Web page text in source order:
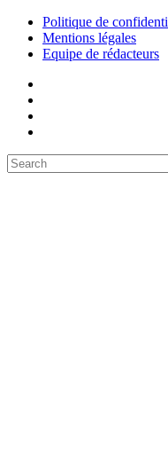
Politique de
Mentions légales
Equipe de rédacteurs